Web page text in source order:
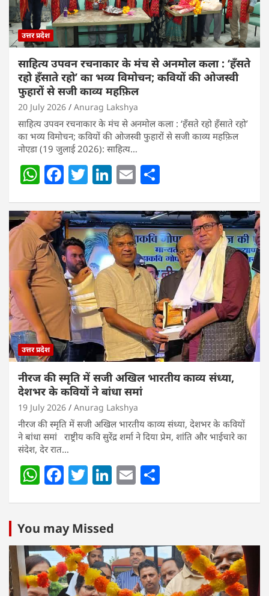
उत्तर प्रदेश
साहित्य उपवन रचनाकार के मंच से अनमोल कला : ‘हॅंसते
रहो हॅंसाते रहो’ का भव्य विमोचन; कवियों की ओजस्वी
फुहारों से सजी काव्य महफ़िल
20 July 2026 Anurag Lakshya
साहित्य उपवन रचनाकार के मंच से अनमोल कला : ‘हॅंसते रहो हॅंसाते रहो’
का भव्य विमोचन; कवियों की ओजस्वी फुहारों से सजी काव्य महफ़िल
नोएडा (19 जुलाई 2026): साहित्य…
W
at
s
A
p
p
F
c
e
b
o
o
k
T
itt
er
Li
k
e
dI
n
E
ai
l
ar
e
उत्तर प्रदेश
नीरज की स्मृति में सजी अखिल भारतीय काव्य संध्या,
देशभर के कवियों ने बांधा समां
19 July 2026 Anurag Lakshya
नीरज की स्मृति में सजी अखिल भारतीय काव्य संध्या, देशभर के कवियों
ने बांधा समां राष्ट्रीय कवि सुरेंद्र शर्मा ने दिया प्रेम, शांति और भाईचारे का
संदेश, देर रात…
W
s
A
p
p
F
e
b
o
o
T
er
Li
e
dI
n
E
You may Missed